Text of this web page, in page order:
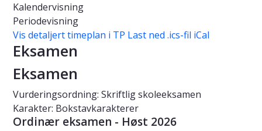
Kalendervisning
Periodevisning
Vis detaljert timeplan i TP Last ned .ics-fil iCal
Eksamen
Eksamen
Vurderingsordning: Skriftlig skoleeksamen
Karakter: Bokstavkarakterer
Ordinær eksamen - Høst 2026